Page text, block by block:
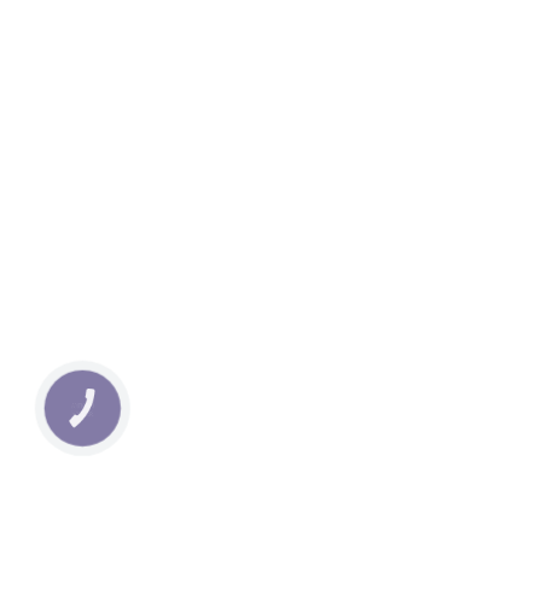
КНОПКА
ЗВ'ЯЗКУ